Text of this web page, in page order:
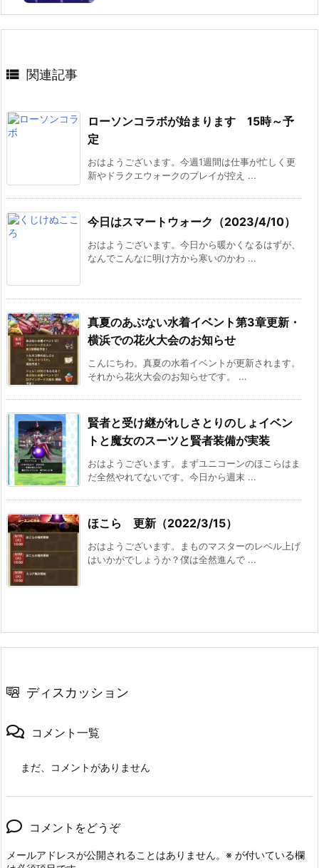
 関連記事
ローソンコラボが始まります 15時～予
定
おはようございます。今週1週間は仕事が忙しく更
新やドラクエウォークのプレイが控え ...
今日はスマートウォーク（2023/4/10）
おはようございます。今日から暖かくなるはずが、
なんでこんなに明け方から寒いのかわ ...
真夏のあぶない水着イベント第3章更新・
横浜での花火大会のお知らせ
こんにちわ。真夏の水着イベントが更新されます。
それから花火大会のお知らせです。 ...
賢者と受け継がれしさとりのしょイベン
トと魔女のスーツと賢者装備が実装
おはようございます。まずユニコーンのほこらはま
だ全然やれてないです。今日から週末 ...
ほこら 更新（2022/3/15）
おはようございます。まものマスターのレベル上げ
はいかがでしょうか？僕は全然進んで ...
ディスカッション
コメント一覧
まだ、コメントがありません
コメントをどうぞ
メールアドレスが公開されることはありません。 ※ が付いている欄